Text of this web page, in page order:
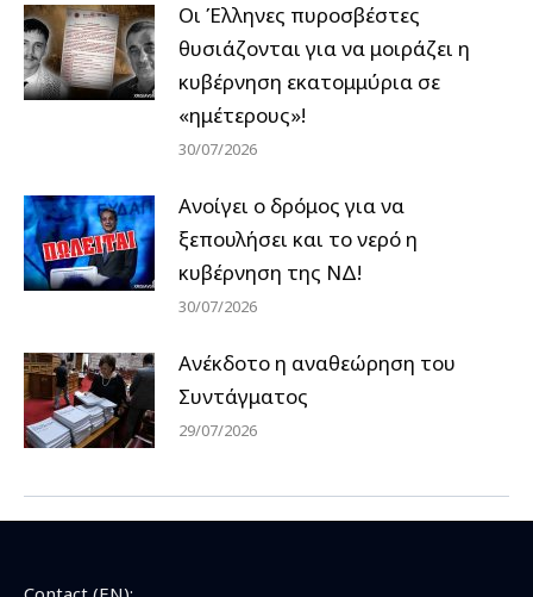
Οι Έλληνες πυροσβέστες
θυσιάζονται για να μοιράζει η
κυβέρνηση εκατομμύρια σε
«ημέτερους»!
30/07/2026
Ανοίγει ο δρόμος για να
ξεπουλήσει και το νερό η
κυβέρνηση της ΝΔ!
30/07/2026
Ανέκδοτο η αναθεώρηση του
Συντάγματος
29/07/2026